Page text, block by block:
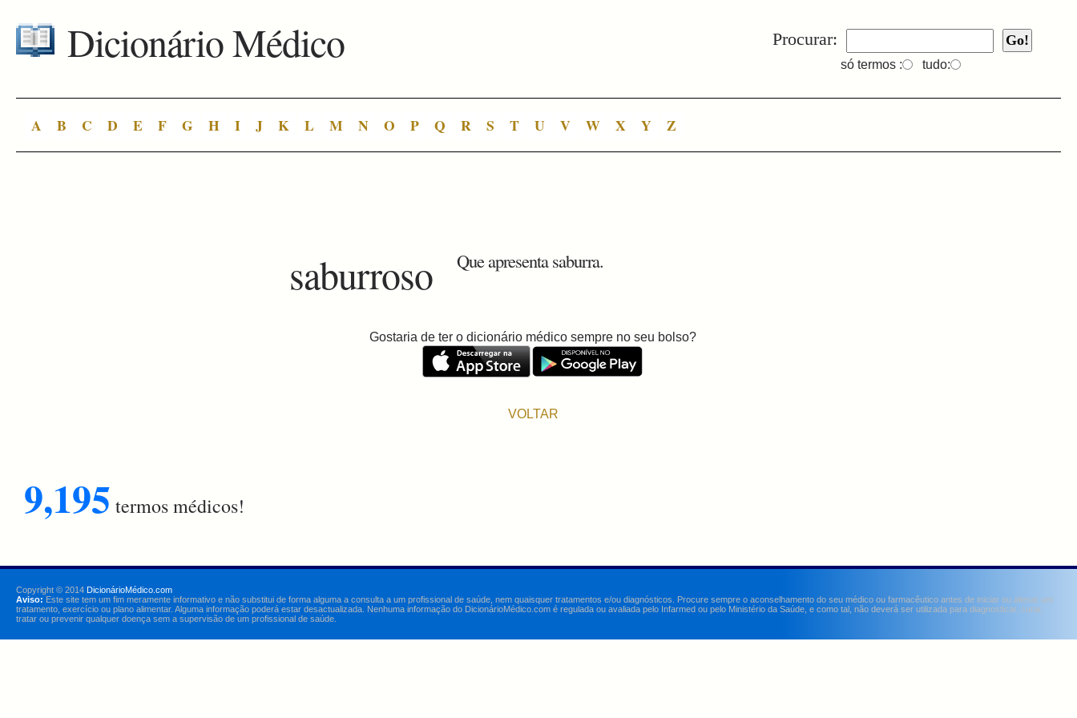
Procurar:
só termos : tudo:
Dicionário Médico
A B C D E F G H I J K L M N O P Q R S T U V W X Y Z
saburroso Que apresenta saburra.
Gostaria de ter o dicionário médico sempre no seu bolso?
VOLTAR
9,195 termos médicos!
Copyright © 2014 DicionárioMédico.com
Aviso: Este site tem um fim meramente informativo e não substitui de forma alguma a consulta a um profissional de saúde, nem quaisquer tratamentos e/ou diagnósticos. Procure sempre o aconselhamento do seu médico ou farmacêutico antes de iniciar ou alterar um
tratamento, exercício ou plano alimentar. Alguma informação poderá estar desactualizada. Nenhuma informação do DicionárioMédico.com é regulada ou avaliada pelo Infarmed ou pelo Ministério da Saúde, e como tal, não deverá ser utilizada para diagnosticar, curar,
tratar ou prevenir qualquer doença sem a supervisão de um profissional de saúde.